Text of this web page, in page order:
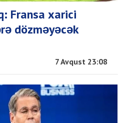
Fransa xarici
dözməyəcək
7 Avqust 23:08